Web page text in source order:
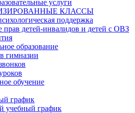
услуги
КЛАССЫ
поддержка
прав детей-инвалидов и детей с ОВЗ
образование
гимназии
обучение
график
учебный график